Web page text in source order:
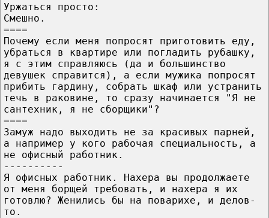
Уржаться просто:
Смешно.
====
Почему если меня попросят приготовить еду,
убраться в квартире или погладить рубашку,
я с этим справляюсь (да и большинство
девушек справится), а если мужика попросят
прибить гардину, собрать шкаф или устранить
течь в раковине, то сразу начинается "Я не
сантехник, я не сборщики"?
====
Замуж надо выходить не за красивых парней,
а например у кого рабочая специальность, а
не офисный работник.
----------
Я офисных работник. Нахера вы продолжаете
от меня борщей требовать, и нахера я их
готовлю? Женились бы на поварихе, и делов-
то.